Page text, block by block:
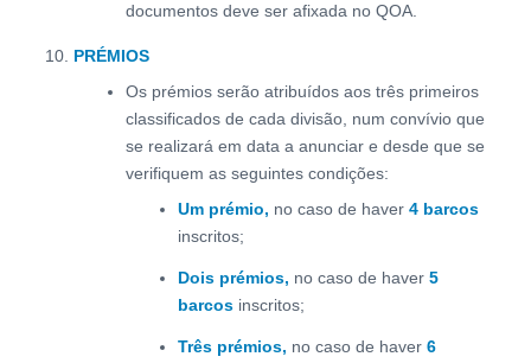
documentos deve ser afixada no QOA.
PRÉMIOS
Os prémios serão atribuídos aos três primeiros
classificados de cada divisão, num convívio que
se realizará em data a anunciar e desde que se
verifiquem as seguintes condições:
Um prémio, no caso de haver 4 barcos
inscritos;
Dois prémios, no caso de haver 5
barcos inscritos;
Três prémios, no caso de haver 6